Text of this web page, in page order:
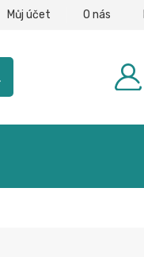
Můj účet O nás